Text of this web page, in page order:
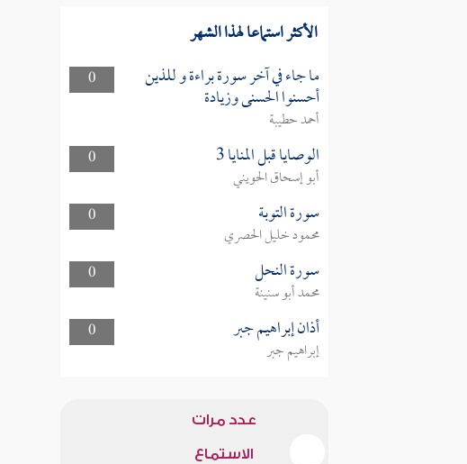
الأكثر استماعا لهذا الشهر
0 ما جاء في آخر سورة براءة و للذين
أحسنوا الحسنى وزيادة
أحمد حطيبة
0
الوصايا قبل المنايا 3
أبو إسحاق الحويني
0
سورة التوبة
محمود خليل الحصري
0
سورة النحل
محمد أبو سنينة
0
أذان إبراهيم جبر
إبراهيم جبر
عدد مرات
الاستماع